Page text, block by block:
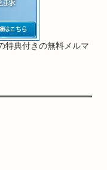
特典付きの無料メルマ